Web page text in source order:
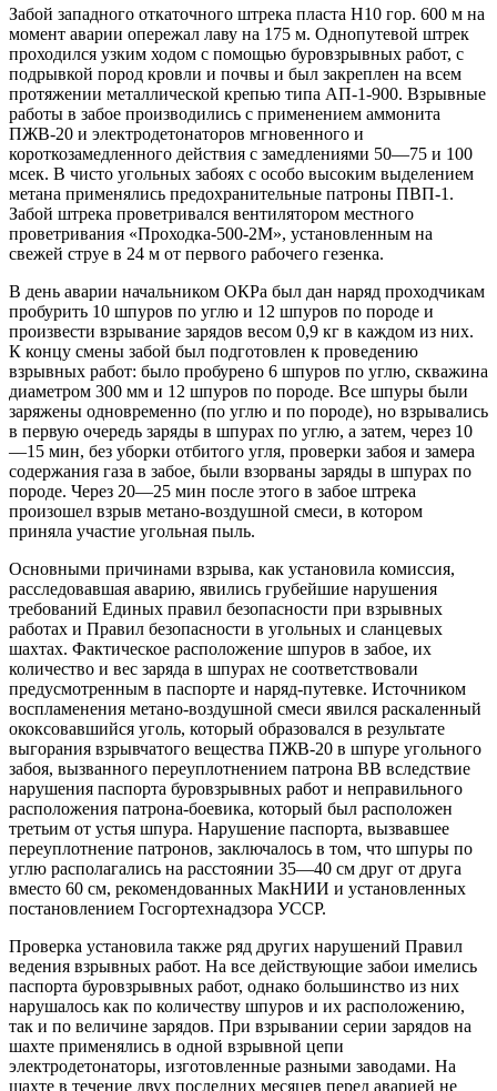
Забой западного откаточного штрека пласта Н10 гор. 600 м на
момент аварии опережал лаву на 175 м. Однопутевой штрек
проходился узким ходом с помощью буровзрывных работ, с
подрывкой пород кровли и почвы и был закреплен на всем
протяжении металлической крепью типа АП-1-900. Взрывные
работы в забое производились с применением аммонита
ПЖВ-20 и электродетонаторов мгновенного и
короткозамедленного действия с замедлениями 50—75 и 100
мсек. В чисто угольных забоях с особо высоким выделением
метана применялись предохранительные патроны ПВП-1.
Забой штрека проветривался вентилятором местного
проветривания «Проходка-500-2М», установленным на
свежей струе в 24 м от первого рабочего гезенка.
В день аварии начальником ОКРа был дан наряд проходчикам
пробурить 10 шпуров по углю и 12 шпуров по породе и
произвести взрывание зарядов весом 0,9 кг в каждом из них.
К концу смены забой был подготовлен к проведению
взрывных работ: было пробурено 6 шпуров по углю, скважина
диаметром 300 мм и 12 шпуров по породе. Все шпуры были
заряжены одновременно (по углю и по породе), но взрывались
в первую очередь заряды в шпурах по углю, а затем, через 10
—15 мин, без уборки отбитого угля, проверки забоя и замера
содержания газа в забое, были взорваны заряды в шпурах по
породе. Через 20—25 мин после этого в забое штрека
произошел взрыв метано-воздушной смеси, в котором
приняла участие угольная пыль.
Основными причинами взрыва, как установила комиссия,
расследовавшая аварию, явились грубейшие нарушения
требований Единых правил безопасности при взрывных
работах и Правил безопасности в угольных и сланцевых
шахтах. Фактическое расположение шпуров в забое, их
количество и вес заряда в шпурах не соответствовали
предусмотренным в паспорте и наряд-путевке. Источником
воспламенения метано-воздушной смеси явился раскаленный
ококсовавшийся уголь, который образовался в результате
выгорания взрывчатого вещества ПЖВ-20 в шпуре угольного
забоя, вызванного переуплотнением патрона ВВ вследствие
нарушения паспорта буровзрывных работ и неправильного
расположения патрона-боевика, который был расположен
третьим от устья шпура. Нарушение паспорта, вызвавшее
переуплотнение патронов, заключалось в том, что шпуры по
углю располагались на расстоянии 35—40 см друг от друга
вместо 60 см, рекомендованных МакНИИ и установленных
постановлением Госгортехнадзора УССР.
Проверка установила также ряд других нарушений Правил
ведения взрывных работ. На все действующие забои имелись
паспорта буровзрывных работ, однако большинство из них
нарушалось как по количеству шпуров и их расположению,
так и по величине зарядов. При взрывании серии зарядов на
шахте применялись в одной взрывной цепи
электродетонаторы, изготовленные разными заводами. На
шахте в течение двух последних месяцев перед аварией не